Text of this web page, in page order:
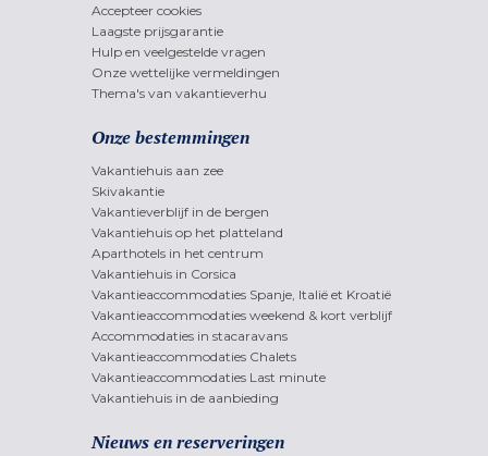
Accepteer cookies
Laagste prijsgarantie
Hulp en veelgestelde vragen
Onze wettelijke vermeldingen
Thema's van vakantieverhu
Onze bestemmingen
Vakantiehuis aan zee
Skivakantie
Vakantieverblijf in de bergen
Vakantiehuis op het platteland
Aparthotels in het centrum
Vakantiehuis in Corsica
Vakantieaccommodaties Spanje, Italië et Kroatië
Vakantieaccommodaties weekend & kort verblijf
Accommodaties in stacaravans
Vakantieaccommodaties Chalets
Vakantieaccommodaties Last minute
Vakantiehuis in de aanbieding
Nieuws en reserveringen